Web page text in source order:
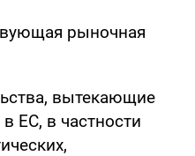
рыночная
вытекающие
ЕС, в частности